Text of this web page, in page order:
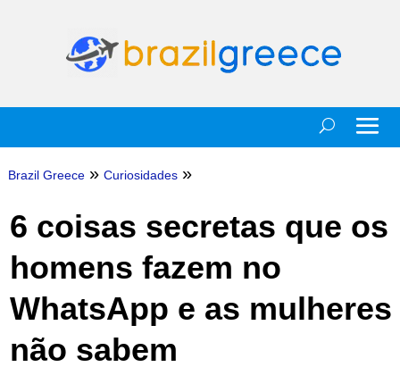
Brazil Greece » Curiosidades »
6 coisas secretas que os
homens fazem no
WhatsApp e as mulheres
não sabem